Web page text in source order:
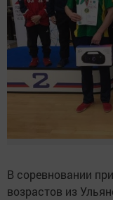
В соревновании
возрастов из